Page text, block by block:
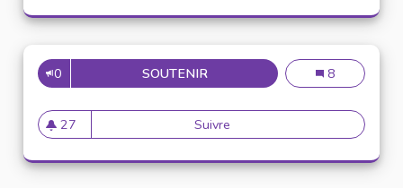
0 SOUTENIRDEMANDE DE PERMANENCES
Demande de
8
27
27 abonnés
Suivre Demande de permanences